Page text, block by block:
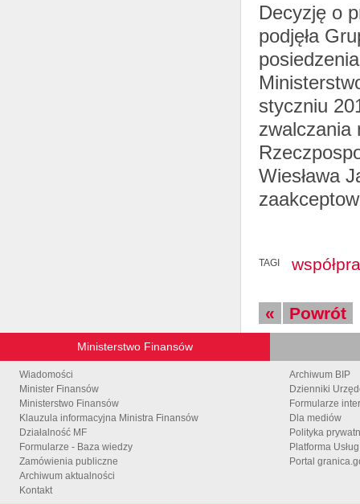
Decyzję o
podjęła
styczniu
zwalczania
Wiesława
TAGI
« Powrót
Ministerstwo Finansów
Wiadomości
Minister Finansów
Ministerstwo Finansów
Klauzula informacyjna Ministra Finansów
Działalność MF
Formularze - Baza wiedzy
Zamówienia publiczne
Archiwum aktualności
Kontakt
Archiwum BIP
Dzienniki
Formularze
Dla mediów
Polityka
Platforma
Portal